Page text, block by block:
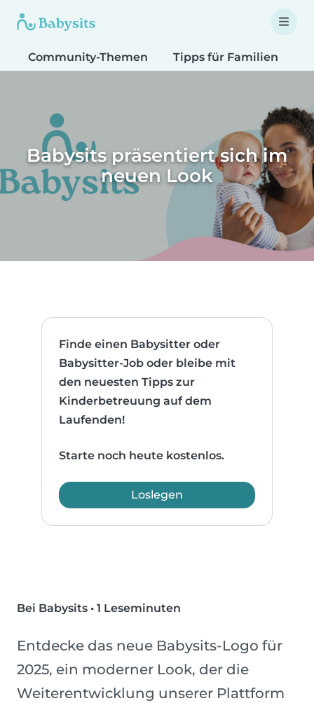
Community-Themen Tipps für Familien
Babysits präsentiert sich im
neuen Look
Finde einen Babysitter oder
Babysitter-Job oder bleibe mit
den neuesten Tipps zur
Kinderbetreuung auf dem
Laufenden!
Starte noch heute kostenlos.
Loslegen
Bei Babysits • 1 Leseminuten
Entdecke das neue Babysits-Logo für
2025, ein moderner Look, der die
Weiterentwicklung unserer Plattform